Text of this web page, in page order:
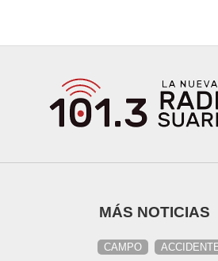
MÁS NOTICIAS
CAMPO